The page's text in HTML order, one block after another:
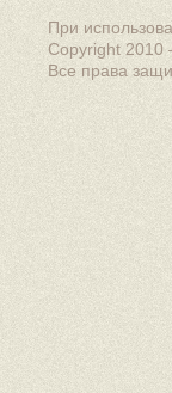
При
Copyright 2010
Все права